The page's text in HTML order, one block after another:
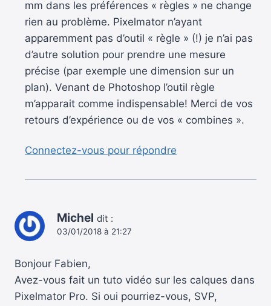
mm dans les préférences « règles » ne change
rien au problème. Pixelmator n’ayant
apparemment pas d’outil « règle » (!) je n’ai pas
d’autre solution pour prendre une mesure
précise (par exemple une dimension sur un
plan). Venant de Photoshop l’outil règle
m’apparait comme indispensable! Merci de vos
retours d’expérience ou de vos « combines ».
Connectez-vous pour répondre
Michel dit :
03/01/2018 à 21:27
Bonjour Fabien,
Avez-vous fait un tuto vidéo sur les calques dans
Pixelmator Pro. Si oui pourriez-vous, SVP,